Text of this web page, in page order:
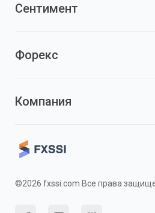
Сентимент
Форекс
Компания
©2026 fxssi.com Все права